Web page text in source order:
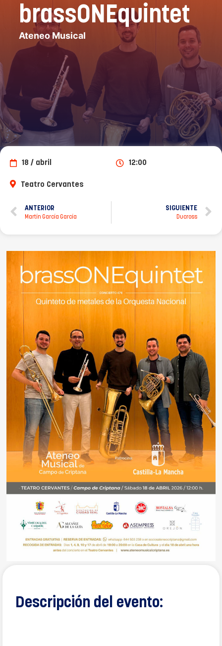
brassONEquintet
Ateneo Musical
18 / abril 12:00
Teatro Cervantes
ANTERIOR
Martín García García
SIGUIENTE
Ducross
Descripción del evento: